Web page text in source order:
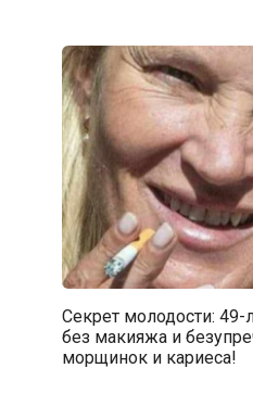
Секрет молодости: 49-
без макияжа и
морщинок и кариеса!